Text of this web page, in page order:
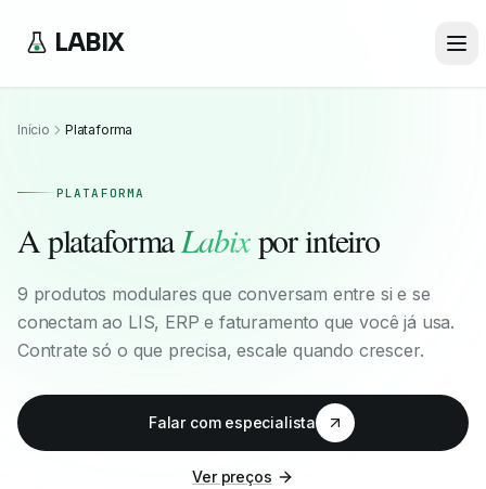
LABIX
Início Plataforma
PLATAFORMA
A plataformaLabixpor inteiro
9 produtos modulares que conversam entre si e se
conectam ao LIS, ERP e faturamento que você já usa.
Contrate só o que precisa, escale quando crescer.
Falar com especialista
Ver preços